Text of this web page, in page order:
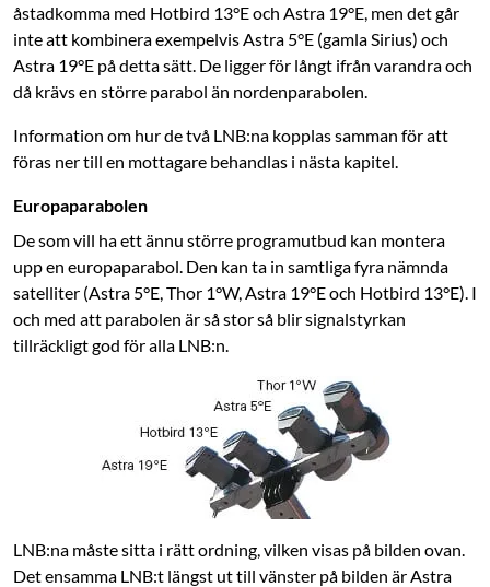
åstadkomma med Hotbird 13°E och Astra 19°E, men det går
inte att kombinera exempelvis Astra 5°E (gamla Sirius) och
Astra 19°E på detta sätt. De ligger för långt ifrån varandra och
då krävs en större parabol än nordenparabolen.
Information om hur de två LNB:na kopplas samman för att
föras ner till en mottagare behandlas i nästa kapitel.
Europaparabolen
De som vill ha ett ännu större programutbud kan montera
upp en europaparabol. Den kan ta in samtliga fyra nämnda
satelliter (Astra 5°E, Thor 1°W, Astra 19°E och Hotbird 13°E). I
och med att parabolen är så stor så blir signalstyrkan
tillräckligt god för alla LNB:n.
LNB:na måste sitta i rätt ordning, vilken visas på bilden ovan.
Det ensamma LNB:t längst ut till vänster på bilden är Astra